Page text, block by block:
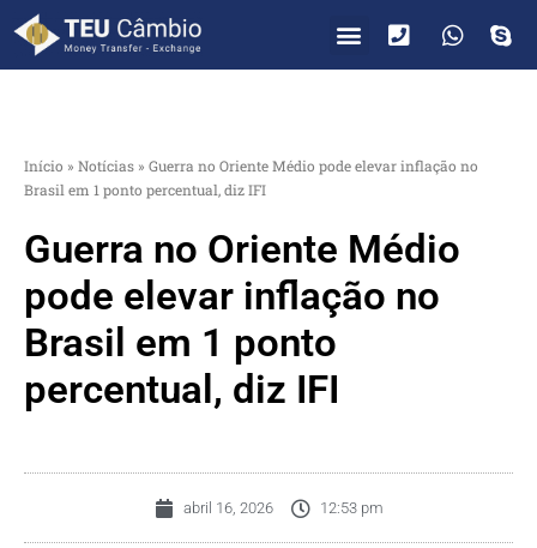
Início » Notícias » Guerra no Oriente Médio pode elevar inflação no
Brasil em 1 ponto percentual, diz IFI
Guerra no Oriente Médio
pode elevar inflação no
Brasil em 1 ponto
percentual, diz IFI
abril 16, 2026 12:53 pm